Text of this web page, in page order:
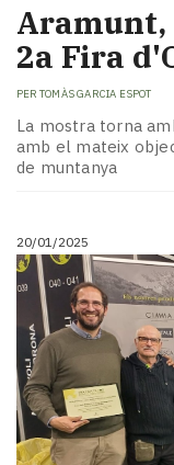
Aramunt,
2a Fira
PER TOMÀS GARCIA ESPOT
La mostra torna
amb el mateix
de muntanya
20/01/2025